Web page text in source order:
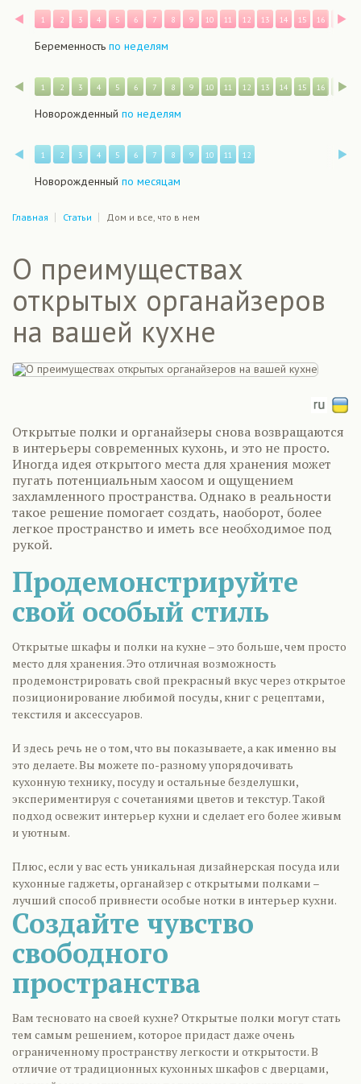
Назад
1 2 3 4 5 6 7 8 9 10 11 12 13 14 15 16 17
Беременность по неделям
Назад
1 2 3 4 5 6 7 8 9 10 11 12 13 14 15 16 17
Новорожденный по неделям
Назад
1 2 3 4 5 6 7 8 9 10 11 12
Новорожденный по месяцам
Главная Статьи Дом и все, что в нем
О преимуществах
открытых органайзеров
на вашей кухне
Открытые полки и органайзеры снова возвращаются
в интерьеры современных кухонь, и это не просто.
Иногда идея открытого места для хранения может
пугать потенциальным хаосом и ощущением
захламленного пространства. Однако в реальности
такое решение помогает создать, наоборот, более
легкое пространство и иметь все необходимое под
рукой.
Продемонстрируйте
свой особый стиль
Открытые шкафы и полки на кухне – это больше, чем просто
место для хранения. Это отличная возможность
продемонстрировать свой прекрасный вкус через открытое
позиционирование любимой посуды, книг с рецептами,
текстиля и аксессуаров.
И здесь речь не о том, что вы показываете, а как именно вы
это делаете. Вы можете по-разному упорядочивать
кухонную технику, посуду и остальные безделушки,
экспериментируя с сочетаниями цветов и текстур. Такой
подход освежит интерьер кухни и сделает его более живым
и уютным.
Плюс, если у вас есть уникальная дизайнерская посуда или
кухонные гаджеты, органайзер с открытыми полками –
лучший способ привнести особые нотки в интерьер кухни.
Создайте чувство
свободного
пространства
Вам тесновато на своей кухне? Открытые полки могут стать
тем самым решением, которое придаст даже очень
ограниченному пространству легкости и открытости. В
отличие от традиционных кухонных шкафов с дверцами,